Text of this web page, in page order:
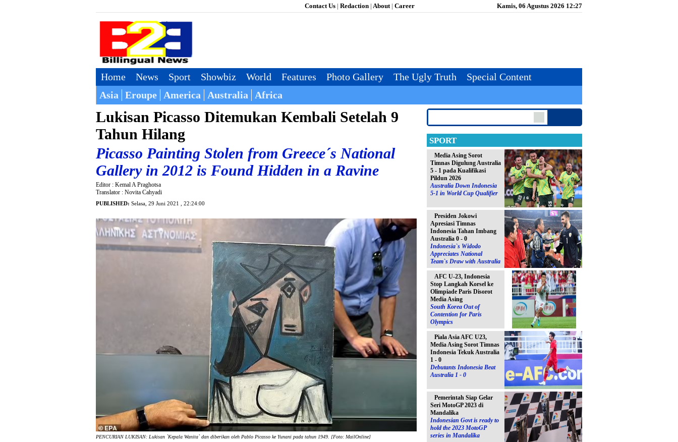
Home News Sport Showbiz World Features Photo Gallery The Ugly Truth
Special Content
Asia
Eroupe America Australia Africa
Contact Us | Redaction | About| Career Kamis, 06 Agustus 2026 12:27
Lukisan Picasso Ditemukan Kembali Setelah 9
Tahun Hilang
Picasso Painting Stolen from Greece´s National
Gallery in 2012 is Found Hidden in a Ravine
Editor : Kemal A Praghotsa
Translator : Novita Cahyadi
PUBLISHED: Selasa, 29 Juni 2021 , 22:24:00
PENCURIAN LUKISAN: Lukisan `Kepala Wanita` dan diberikan oleh Pablo Picasso ke Yunani pada tahun 1949. [Foto: MailOnline]
SPORT
Media Asing Sorot
Timnas Digulung Australia
5 - 1 pada Kualifikasi
Pildun 2026
Australia Down Indonesia
5-1 in World Cup Qualifier
Presiden Jokowi
Apresiasi Timnas
Indonesia Tahan Imbang
Australia 0 - 0
Indonesia`s Widodo
Appreciates National
Team`s Draw with Australia
AFC U-23, Indonesia
Stop Langkah Korsel ke
Olimpiade Paris Disorot
Media Asing
South Korea Out of
Contention for Paris
Olympics
Piala Asia AFC U23,
Media Asing Sorot Timnas
Indonesia Tekuk Australia
1 - 0
Debutants Indonesia Beat
Australia 1 - 0
Pemerintah Siap Gelar
Seri MotoGP 2023 di
Mandalika
Indonesian Govt is ready to
hold the 2023 MotoGP
series in Mandalika